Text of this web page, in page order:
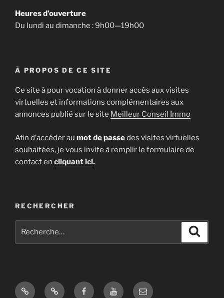
Heures d’ouverture
Du lundi au dimanche : 9h00—19h00
À PROPOS DE CE SITE
Ce site à pour vocation à donner accès aux visites
virtuelles et informations complémentaires aux
annonces publié sur le site Meilleur Conseil Immo
Afin d’accéder au mot de passedes visites virtuelles
souhaitées, je vous invite à remplir le formulaire de
contact en cliquant ici.
RECHERCHER
Site
Google FacebookYoutubeE-